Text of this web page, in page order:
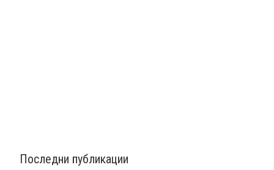
Последни публикации